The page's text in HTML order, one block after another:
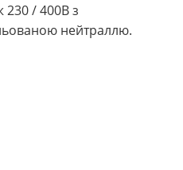
230 / 400В з
нейтраллю.